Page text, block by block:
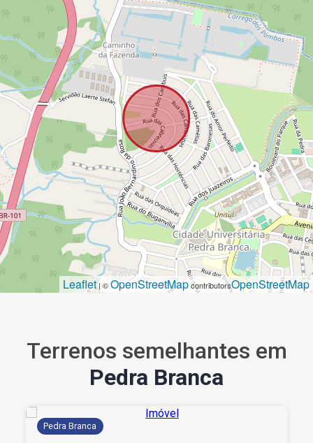
Leaflet| ©OpenStreetMapcontributorsOpenStreetMap
Terrenos semelhantes em
Pedra Branca
Pedra Branca